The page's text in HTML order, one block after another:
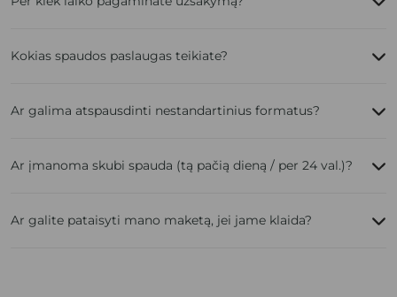
Kokias spaudos paslaugas teikiate?
Ar galima atspausdinti nestandartinius formatus?
Ar įmanoma skubi spauda (tą pačią dieną / per 24 val.)?
Ar galite pataisyti mano maketą, jei jame klaida?